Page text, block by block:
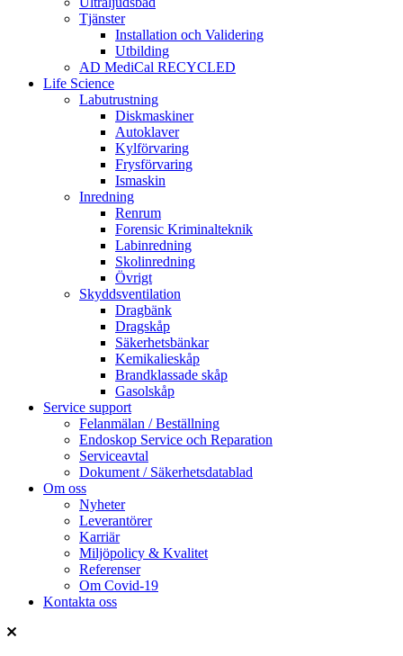
Tjänster
Installation och Validering
Utbilding
AD MediCal RECYCLED
Life Science
Labutrustning
Diskmaskiner
Autoklaver
Kylförvaring
Frysförvaring
Ismaskin
Inredning
Renrum
Forensic Kriminalteknik
Labinredning
Skolinredning
Övrigt
Skyddsventilation
Dragbänk
Dragskåp
Säkerhetsbänkar
Kemikalieskåp
Brandklassade skåp
Gasolskåp
Service support
Felanmälan / Beställning
Endoskop Service och Reparation
Serviceavtal
Dokument / Säkerhetsdatablad
Om oss
Nyheter
Leverantörer
Karriär
Miljöpolicy & Kvalitet
Referenser
Om Covid-19
Kontakta oss